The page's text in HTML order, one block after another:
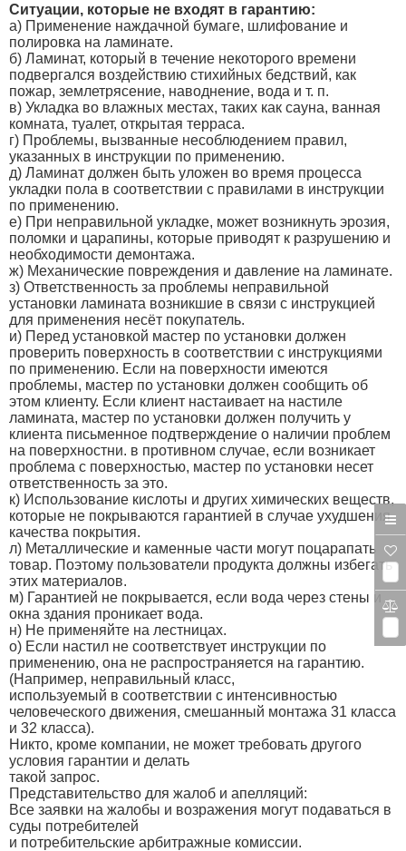
Ситуации, которые не входят в гарантию:
a) Применение наждачной бумаге, шлифование и
полировка на ламинате.
б) Ламинат, который в течение некоторого времени
подвергался воздействию стихийных бедствий, как
пожар, землетрясение, наводнение, вода и т. п.
в) Укладка во влажных местах, таких как сауна, ванная
комната, туалет, открытая терраса.
г) Проблемы, вызванные несоблюдением правил,
указанных в инструкции по применению.
д) Ламинат должен быть уложен во время процесса
укладки пола в соответствии с правилами в инструкции
по применению.
е) При неправильной укладке, может возникнуть эрозия,
поломки и царапины, которые приводят к разрушению и
необходимости демонтажа.
ж) Механические повреждения и давление на ламинате.
з) Ответственность за проблемы неправильной
установки ламината возникшие в связи с инструкцией
для применения несёт покупатель.
и) Перед установкой мастер по установки должен
проверить поверхность в соответствии с инструкциями
по применению. Если на поверхности имеются
проблемы, мастер по установки должен сообщить об
этом клиенту. Если клиент настаивает на настиле
ламината, мастер по установки должен получить у
клиента письменное подтверждение о наличии проблем
на поверхностни. в противном случае, если возникает
проблема с поверхностью, мастер по установки несет
ответственность за это.
к) Использование кислоты и других химических веществ,
которые не покрываются гарантией в случае ухудшения
качества покрытия.
л) Металлические и каменные части могут поцарапать
товар. Поэтому пользователи продукта должны избегать
этих материалов.
м) Гарантией не покрывается, если вода через стены и
окна здания проникает вода.
н) Не применяйте на лестницах.
о) Если настил не соответствует инструкции по
применению, она не распространяется на гарантию.
(Например, неправильный класс,
используемый в соответствии с интенсивностью
человеческого движения, смешанный монтажа 31 класса
и 32 класса).
Никто, кроме компании, не может требовать другого
условия гарантии и делать
такой запрос.
Представительство для жалоб и апелляций:
Все заявки на жалобы и возражения могут подаваться в
суды потребителей
и потребительские арбитражные комиссии.